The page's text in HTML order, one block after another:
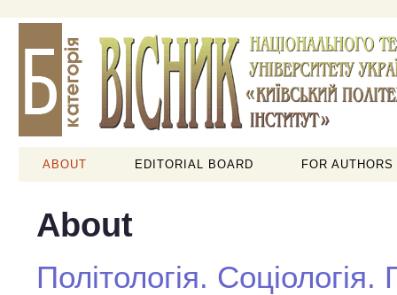
ABOUT EDITORIAL BOARD FOR AUTHORS
About
Політологія.